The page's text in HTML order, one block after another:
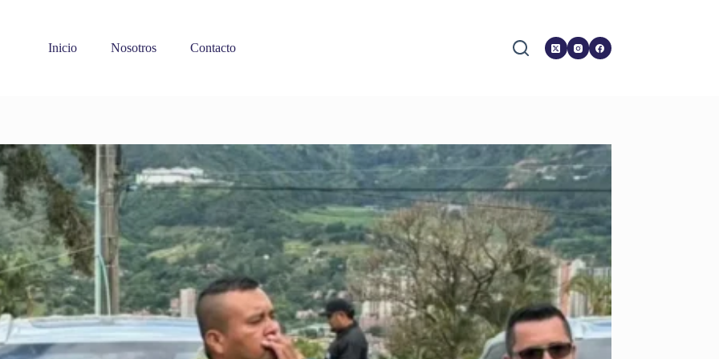
Inicio Nosotros Contacto